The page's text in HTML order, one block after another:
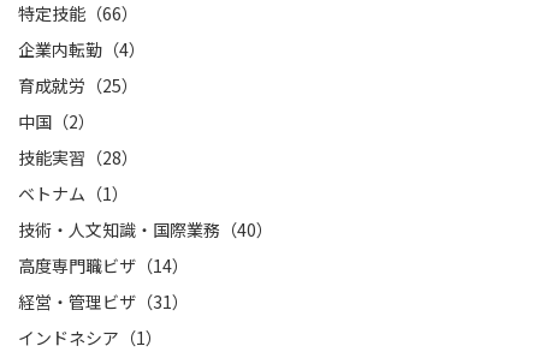
特定技能（66）
企業内転勤（4）
育成就労（25）
中国（2）
技能実習（28）
ベトナム（1）
技術・人文知識・国際業務（40）
高度専門職ビザ（14）
経営・管理ビザ（31）
インドネシア（1）